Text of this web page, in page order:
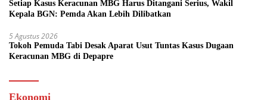
Setiap Kasus Keracunan MBG Harus Ditangani Serius, Wakil
Kepala BGN: Pemda Akan Lebih Dilibatkan
5 Agustus 2026
Tokoh Pemuda Tabi Desak Aparat Usut Tuntas Kasus Dugaan
Keracunan MBG di Depapre
Ekonomi